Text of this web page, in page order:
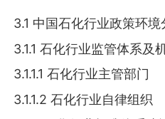
3.1 中国石化行业政策环境
3.1.1 石化行业监管体系及
3.1.1.1 石化行业主管部门
3.1.1.2 石化行业自律组织